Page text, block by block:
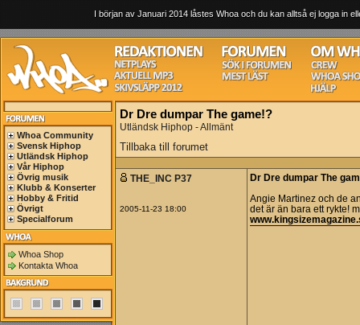
I början av Januari 2014 låstes Whoa och du kan alltså ej logga in
Whoa Community
Svensk Hiphop
Utländsk Hiphop
Vår Hiphop
Övrig musik
Klubb & Konserter
Hobby & Fritid
Övrigt
Specialforum
Whoa Shop
Kontakta Whoa
Dr Dre dumpar The game!?
Utländsk Hiphop - Allmänt
Tillbaka till forumet
THE_INC P37
2005-11-23 18:00
Dr Dre dumpar The
Angie Martinez och de
det är än bara ett rykte!